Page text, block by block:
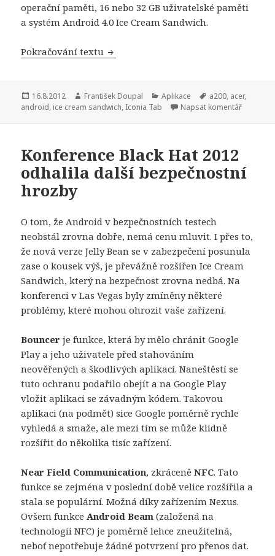
operační paměti, 16 nebo 32 GB uživatelské paměti
a systém Android 4.0 Ice Cream Sandwich.
Pokračování textu Acer Iconia Tab A200 – tablet
Publikováno:
16.8.2012 Autor:
František Doupal Rubriky:
Aplikace Štítky:
a200, acer,
android, ice cream sandwich, Iconia Tab Napsat komentář
Konference Black Hat 2012
odhalila další bezpečnostní
hrozby
O tom, že Android v bezpečnostních testech
neobstál zrovna dobře, nemá cenu mluvit. I přes to,
že nová verze Jelly Bean se v zabezpečení posunula
zase o kousek výš, je převážně rozšířen Ice Cream
Sandwich, který na bezpečnost zrovna nedbá. Na
konferenci v Las Vegas byly zmíněny některé
problémy, které mohou ohrozit vaše zařízení.
Bouncer je funkce, která by mělo chránit Google
Play a jeho uživatele před stahováním
neověřených a škodlivých aplikací. Naneštěstí se
tuto ochranu podařilo obejít a na Google Play
vložit aplikaci se závadným kódem. Takovou
aplikaci (na podmět) sice Google poměrně rychle
vyhledá a smaže, ale mezi tím se může klidně
rozšířit do několika tisíc zařízení.
Near Field Communication, zkráceněNFC. Tato
funkce se zejména v poslední době velice rozšířila a
stala se populární. Možná díky zařízením Nexus.
Ovšem funkceAndroid Beam (založená na
technologii NFC) je poměrně lehce zneužitelná,
neboť nepotřebuje žádné potvrzení pro přenos dat.